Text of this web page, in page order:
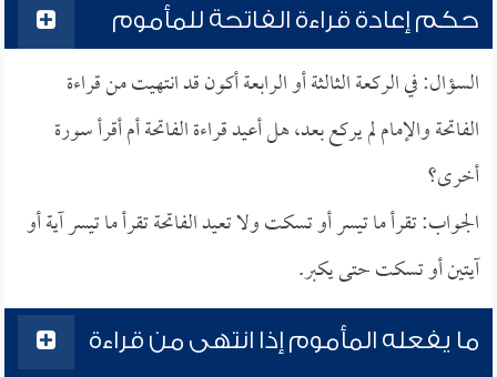
حكم إعادة قراءة الفاتحة للمأموم
السؤال: في الركعة الثالثة أو الرابعة أكون قد انتهيت من قراءة
الفاتحة والإمام لم يركع بعد، هل أعيد قراءة الفاتحة أم أقرأ سورة
أخرى؟
الجواب: تقرأ ما تيسر أو تسكت ولا تعيد الفاتحة تقرأ ما تيسر آية أو
آيتين أو تسكت حتى يكبر.
ما يفعله المأموم إذا انتهى من قراءة